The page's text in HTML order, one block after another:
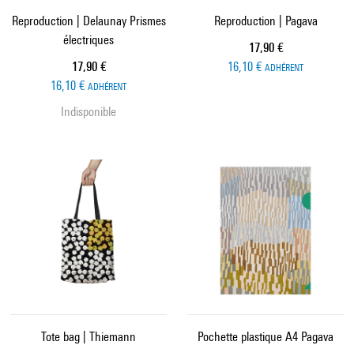
Reproduction | Delaunay Prismes
électriques
Prix ​​actuel
17,90 €
16,10 € ADHÉRENT
Indisponible
Reproduction | Pagava
Prix ​​actuel
17,90 €
16,10 € ADHÉRENT
Tote bag | Thiemann
Pochette plastique A4 Pagava